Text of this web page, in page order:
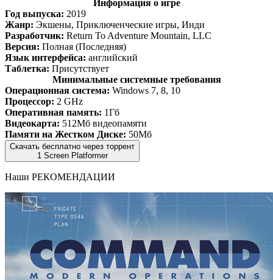
Информация о игре
Год выпуска: 2019
Жанр: Экшены, Приключенческие игры, Инди
Разработчик: Return To Adventure Mountain, LLC
Версия: Полная (Последняя)
Язык интерфейса: английский
Таблетка: Присутствует
Минимальные системные требования
Операционная система: Windows 7, 8, 10
Процессор: 2 GHz
Оперативная память: 1Гб
Видеокарта: 512Мб видеопамяти
Памяти на Жестком Диске: 50Мб
Скачать бесплатно через торрент
1 Screen Platformer
Наши РЕКОМЕНДАЦИИ